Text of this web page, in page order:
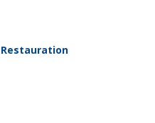
Restauration